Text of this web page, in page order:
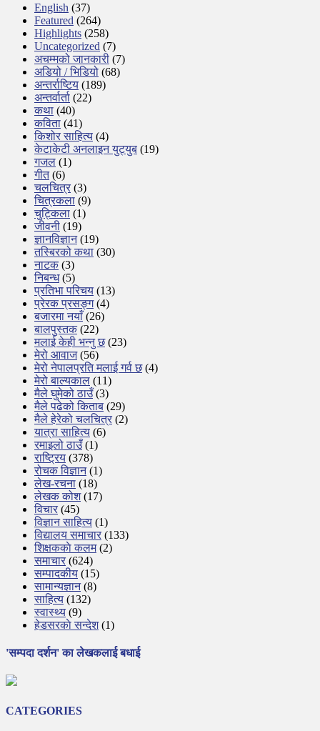
English (37)
Featured (264)
Highlights (258)
Uncategorized (7)
अचम्मको जानकारी (7)
अडियो / भिडियो (68)
अन्तर्राष्टिय (189)
अन्तर्वार्ता (22)
कथा (40)
कविता (41)
किशोर साहित्य (4)
केटाकेटी अनलाइन युट्युब (19)
गजल (1)
गीत(6)
चलचित्र (3)
चित्रकला (9)
चुट्किला (1)
जीवनी (19)
ज्ञानविज्ञान(19)
तस्बिरको कथा (30)
नाटक(3)
निबन्ध(5)
प्रतिभा परिचय (13)
प्रेरक प्रसङ्ग(4)
बजारमा नयाँ(26)
बालपुस्तक(22)
मलाई केही भन्नु छ(23)
मेरो आवाज(56)
मेरो नेपालप्रति मलाई गर्व छ(4)
मेरो बाल्यकाल (11)
मैले घुमेको ठाउँ(3)
मैले पढेको किताब (29)
मैले हेरेको चलचित्र (2)
यात्रा साहित्य (6)
रमाइलो ठाउँ(1)
राष्ट्रिय (378)
रोचक विज्ञान(1)
लेख-रचना (18)
लेखक कोश(17)
विचार (45)
विज्ञान साहित्य (1)
विद्यालय समाचार (133)
शिक्षककाे कलम(2)
समाचार (624)
सम्पादकीय (15)
सामान्यज्ञान(8)
साहित्य (132)
स्वास्थ्य (9)
हेडसरकाे सन्देश(1)
'सम्पदा दर्शन' का लेखकलाई बधाई
CATEGORIES